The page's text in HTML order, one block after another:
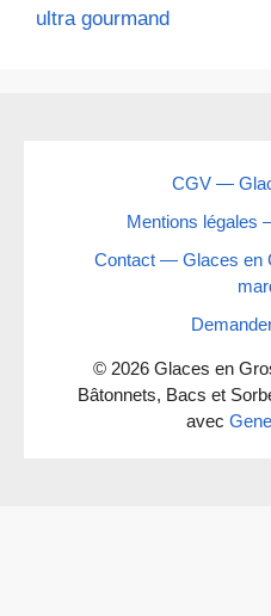
ultra gourmand
CGV —
Mentions légales
Contact — Glaces en
© 2026 Glaces en
Bâtonnets, Bacs et
avec